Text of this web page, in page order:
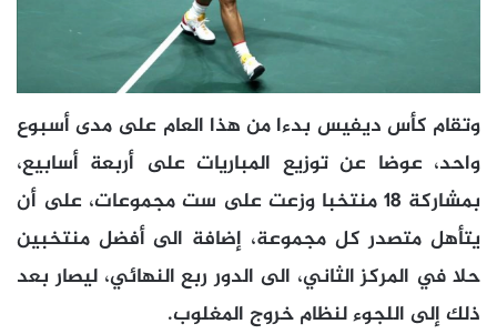
وتقام كأس ديفيس بدءا من هذا العام على مدى أسبوع
واحد، عوضا عن توزيع المباريات على أربعة أسابيع،
بمشاركة 18 منتخبا وزعت على ست مجموعات، على أن
يتأهل متصدر كل مجموعة، إضافة الى أفضل منتخبين
حلا في المركز الثاني، الى الدور ربع النهائي، ليصار بعد
ذلك إلى اللجوء لنظام خروج المغلوب.